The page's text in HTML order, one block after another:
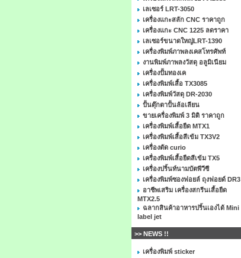
เลเซอร์ LRT-3050
เครื่องแกะสลัก CNC ราคาถูก
เครื่องแกะ CNC 1225 ลดราคา
เลเซอร์ขนาดใหญ่LRT-1390
เครื่องพิมพ์ภาพลงเคสโทรศัพท์
งานพิมพ์ภาพลงวัสดุ อลูมิเนียม
เครื่องปั้มทองเค
เครื่องพิมพ์เสื้อ TX3085
เครื่องพิมพ์วัสดุ DR-2030
ปั้นตุ๊กตาปั้นล้อเลียน
ขายเครื่องพิมพ์ 3 มิติ ราคาถูก
เครื่องพิมพ์เสื้อยืด MTX1
เครื่องพิมพ์เสื้อสีเข้ม TX3V2
เครื่องตัด curio
เครื่องพิมพ์เสื้อยืดสีเข้ม TX5
เครื่องปริ้นท์นามบัตพีวีซี
เครื่องพิมพ์ซองฟอยล์ ถุงฟอยด์ DR3
อาชีพเสริม เครื่องสกรีนเสื้อยืด
MTX2.5
ฉลากสินค้าอาหารปริ้นเองได้ Mini
label jet
>> NEWS !!
เครื่องพิมพ์ sticker